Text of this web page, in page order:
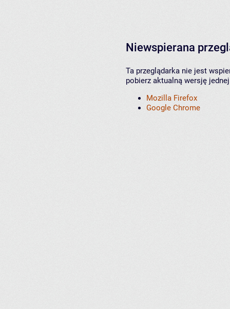
Niewspierana
Ta przeglądarka nie jest
pobierz aktualną wersję
Mozilla Firefox
Google Chrome